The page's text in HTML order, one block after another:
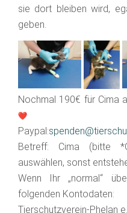
sie dort bleiben wird,
geben.
Nochmal 190€ für Cima
Paypal:
Betreff: Cima (bitte
auswählen, sonst
Wenn Ihr „normal“
folgenden Kontodaten:
Tierschutzverein­-Phelan